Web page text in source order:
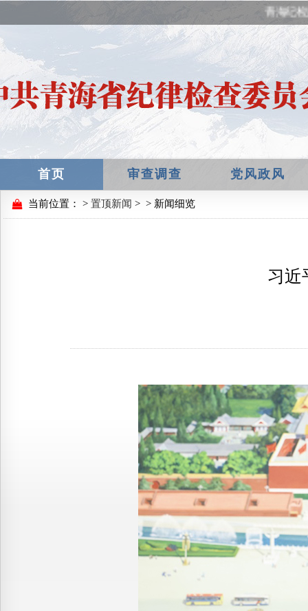
青海纪检
首页 审查调查 党风政风
当前位置： > 置顶新闻 > > 新闻细览
习近